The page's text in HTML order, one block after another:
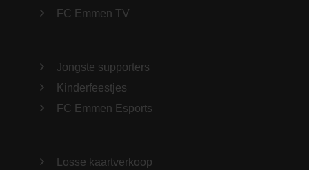
FC Emmen TV
Jongste supporters
Kinderfeestjes
FC Emmen Esports
Losse kaartverkoop